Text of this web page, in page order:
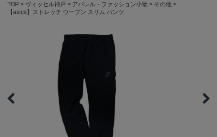
TOP ヴィッセル神戸 アパレル・ファッション小物
その他
【asics】ストレッチ ウーブン スリム パンツ